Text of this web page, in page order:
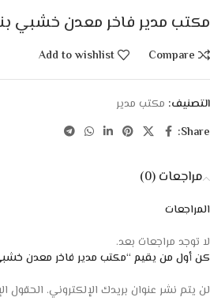
مكتب مدير فاخر معدن خشبي
Compare
Add to wishlist
التصنيف: مكتب مدير
Share:
مراجعات (0)
المراجعات
لا توجد مراجعات بعد.
كن أول من يقيم “مكتب مدير فاخر معدن
لن يتم نشر عنوان بريدك الإلكتروني. الحقول